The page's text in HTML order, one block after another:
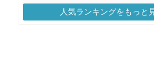
人気ランキングをもっと